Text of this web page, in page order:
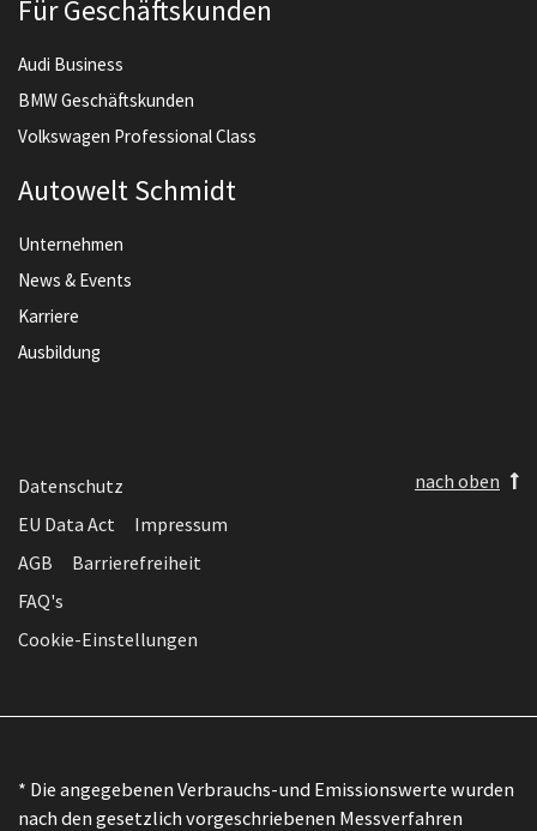
Für Geschäftskunden
Audi Business
BMW Geschäftskunden
Volkswagen Professional Class
Autowelt Schmidt
Unternehmen
News & Events
Karriere
Ausbildung
Datenschutz
EU Data Act
Impressum
AGB
Barrierefreiheit
FAQ's
Cookie-Einstellungen
nach oben
* Die angegebenen Verbrauchs-und Emissionswerte wurden
nach den gesetzlich vorgeschriebenen Messverfahren